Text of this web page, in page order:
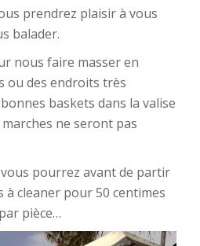
prendrez plaisir à vous
balader.
nous faire masser en
ou des endroits très
baskets dans la valise
ne seront pas
pourrez avant de partir
cleaner pour 50 centimes
pièce…